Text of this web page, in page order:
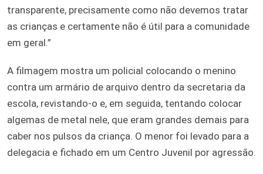
transparente, precisamente como não devemos tratar
as crianças e certamente não é útil para a comunidade
em geral.”
A filmagem mostra um policial colocando o menino
contra um armário de arquivo dentro da secretaria da
escola, revistando-o e, em seguida, tentando colocar
algemas de metal nele, que eram grandes demais para
caber nos pulsos da criança. O menor foi levado para a
delegacia e fichado em um Centro Juvenil por agressão.